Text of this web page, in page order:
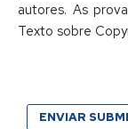
autores. As
Texto sobre
ENVIAR